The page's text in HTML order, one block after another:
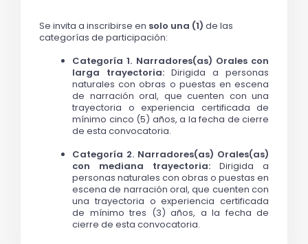
Se invita a inscribirse en solo una (1) de las
categorías de participación:
Categoría 1. Narradores(as) Orales con
larga trayectoria: Dirigida a personas
naturales con obras o puestas en escena
de narración oral, que cuenten con una
trayectoria o experiencia certificada de
mínimo cinco (5) años, a la fecha de cierre
de esta convocatoria.
Categoría 2. Narradores(as) Orales(as)
con mediana trayectoria: Dirigida a
personas naturales con obras o puestas en
escena de narración oral, que cuenten con
una trayectoria o experiencia certificada
de mínimo tres (3) años, a la fecha de
cierre de esta convocatoria.